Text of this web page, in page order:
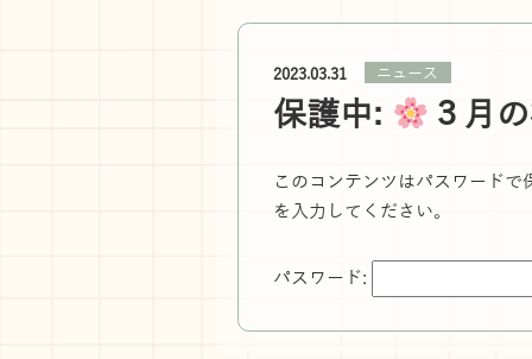
2023.03.31 ニュース
保護中: ３月
このコンテンツはパスワード
を入力してください。
パスワード: